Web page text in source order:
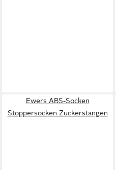
Ewers ABS-Socken
Stoppersocken Zuckerstangen